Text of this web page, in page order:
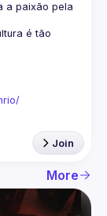
a paixão pela
é tão
Join
More